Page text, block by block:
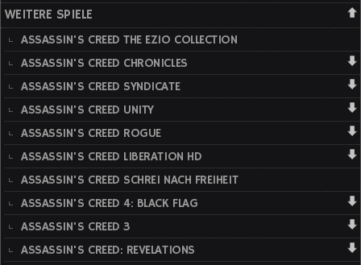
WEITERE SPIELE
ASSASSIN'S CREED THE EZIO COLLECTION
ASSASSIN'S CREED CHRONICLES
ASSASSIN'S CREED SYNDICATE
ASSASSIN'S CREED UNITY
ASSASSIN'S CREED ROGUE
ASSASSIN'S CREED LIBERATION HD
ASSASSIN'S CREED SCHREI NACH FREIHEIT
ASSASSIN'S CREED 4: BLACK FLAG
ASSASSIN'S CREED 3
ASSASSIN'S CREED: REVELATIONS